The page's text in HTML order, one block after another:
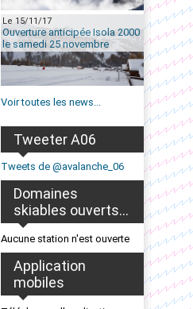
Le 15/11/17
Ouverture anticipée Isola 2000
le samedi 25 novembre
Voir toutes les news...
Tweeter A06
Tweets de @avalanche_06
Domaines
skiables ouverts...
Aucune station n'est ouverte
Application
mobiles